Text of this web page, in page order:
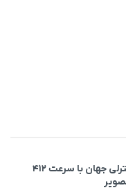
سریع‌ترین خودروی رادیوکنترلی جهان با سرعت ۴۱۲